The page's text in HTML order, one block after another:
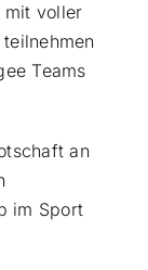
mit voller
Teams
an
im Sport